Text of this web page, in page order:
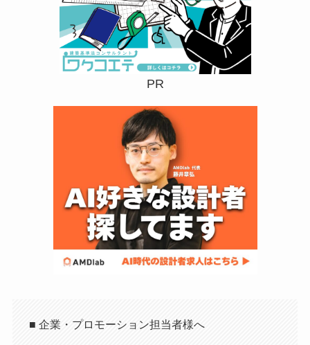
PR
■ 企業・プロモーション担当者様へ